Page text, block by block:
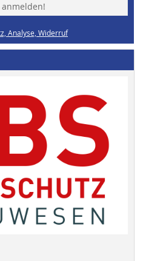
anmelden!
Analyse, Widerruf